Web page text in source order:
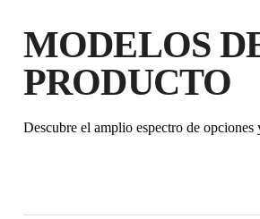
MODELOS
PRODUCTO
Descubre el amplio espectro de opciones